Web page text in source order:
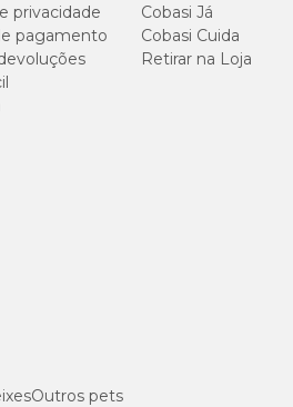
privacidade
pagamento
Cobasi Já
Cobasi Cuida
Retirar na Loja
Outros pets